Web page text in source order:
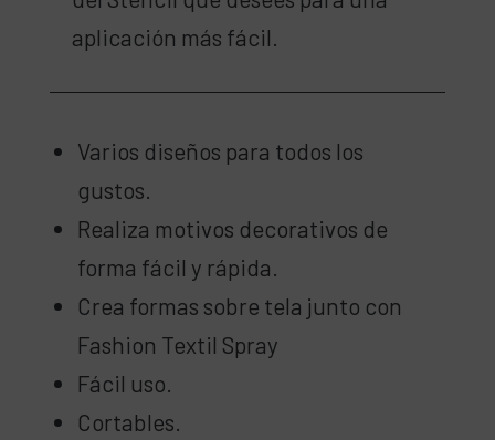
aplicación más fácil.
Varios diseños para todos los
gustos.
Realiza motivos decorativos de
forma fácil y rápida.
Crea formas sobre tela junto con
Fashion Textil Spray
Fácil uso.
Cortables.